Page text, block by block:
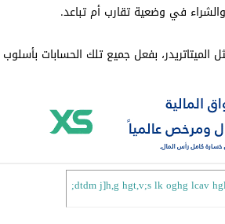
في وضعية تقارب أم تباعد.
بفعل جميع تلك الحسابات بأسلوب
;dtdm j]h,g hgt,v;s lk oghg lcav